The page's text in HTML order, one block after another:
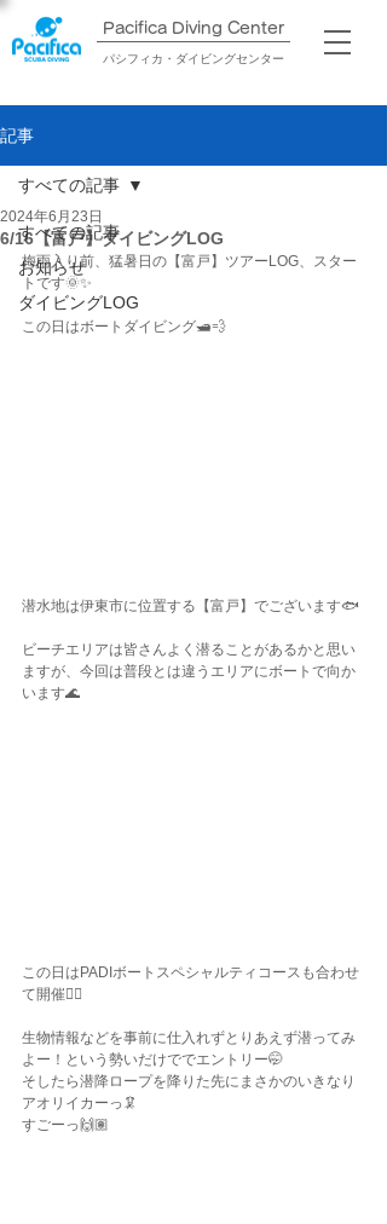
Pacifica Diving Center​
パシフィカ・ダイビングセンター
記事
すべての記事
お知らせ
ダイビングLOG
すべての記事
6/16【富戸】ダイビングLOG
2024年6月23日
梅雨入り前、猛暑日の【富戸】ツアーLOG、スター
トです🌞✨
この日はボートダイビング🛥️💨
潜水地は伊東市に位置する【富戸】でございます🐟
ビーチエリアは皆さんよく潜ることがあるかと思い
ますが、今回は普段とは違うエリアにボートで向か
います🌊
この日はPADIボートスペシャルティコースも合わせ
て開催✌🏾
生物情報などを事前に仕入れずとりあえず潜ってみ
よー！という勢いだけででエントリー🤭
そしたら潜降ロープを降りた先にまさかのいきなり
アオリイカーっ🦑
すごーっ🙌🏽